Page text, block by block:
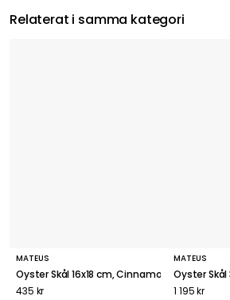
Relaterat i samma kategori
MATEUS
Oyster Skål 16x18 cm, Cinnamon
435 kr
MATEUS
Oyster Skål
1 195 kr